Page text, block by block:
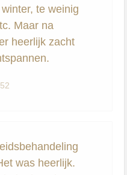
te weinig
Maar na
heerlijk zacht
was heerlijk.